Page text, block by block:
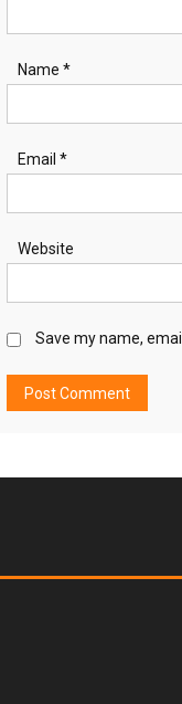
Name *
Email *
Website
Save my name,